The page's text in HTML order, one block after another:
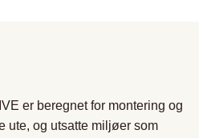
er beregnet for montering og
ute, og utsatte miljøer som